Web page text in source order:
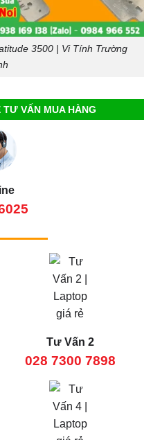
3500 | Vi Tính Trường
VẤN MUA HÀNG
Tư Vấn 2
028 7300 7898